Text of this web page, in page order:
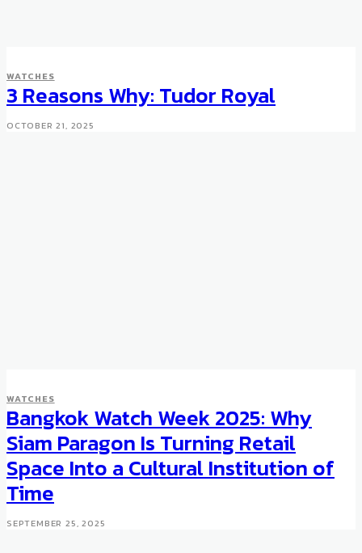
WATCHES
3 Reasons Why: Tudor Royal
OCTOBER 21, 2025
WATCHES
Bangkok Watch Week 2025: Why
Siam Paragon Is Turning Retail
Space Into a Cultural Institution of
Time
SEPTEMBER 25, 2025